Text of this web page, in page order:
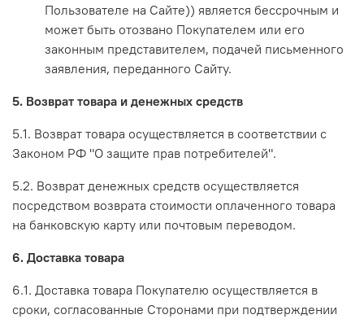
Пользователе на Сайте)) является бессрочным и
может быть отозвано Покупателем или его
законным представителем, подачей письменного
заявления, переданного Сайту.
5. Возврат товара и денежных средств
5.1. Возврат товара осуществляется в соответствии с
Законом РФ "О защите прав потребителей".
5.2. Возврат денежных средств осуществляется
посредством возврата стоимости оплаченного товара
на банковскую карту или почтовым переводом.
6. Доставка товара
6.1. Доставка товара Покупателю осуществляется в
сроки, согласованные Сторонами при подтверждении